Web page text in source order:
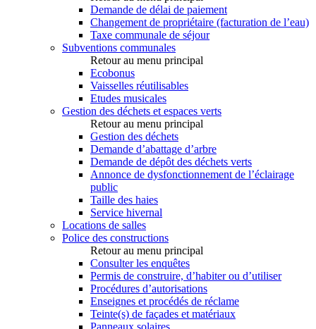
Demande de délai de paiement
Changement de propriétaire (facturation de l’eau)
Taxe communale de séjour
Subventions communales
Retour au menu principal
Ecobonus
Vaisselles réutilisables
Etudes musicales
Gestion des déchets et espaces verts
Retour au menu principal
Gestion des déchets
Demande d’abattage d’arbre
Demande de dépôt des déchets verts
Annonce de dysfonctionnement de l’éclairage
public
Taille des haies
Service hivernal
Locations de salles
Police des constructions
Retour au menu principal
Consulter les enquêtes
Permis de construire, d’habiter ou d’utiliser
Procédures d’autorisations
Enseignes et procédés de réclame
Teinte(s) de façades et matériaux
Panneaux solaires